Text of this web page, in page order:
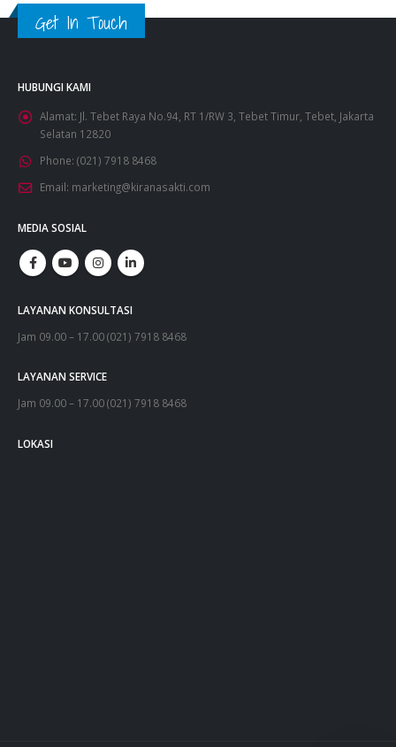
Get In Touch
HUBUNGI KAMI
Alamat: Jl. Tebet Raya No.94, RT 1/RW 3, Tebet Timur, Tebet, Jakarta
Selatan 12820
Phone: (021) 7918 8468
Email: marketing@kiranasakti.com
MEDIA SOSIAL
LAYANAN KONSULTASI
Jam 09.00 – 17.00 (021) 7918 8468
LAYANAN SERVICE
Jam 09.00 – 17.00 (021) 7918 8468
LOKASI